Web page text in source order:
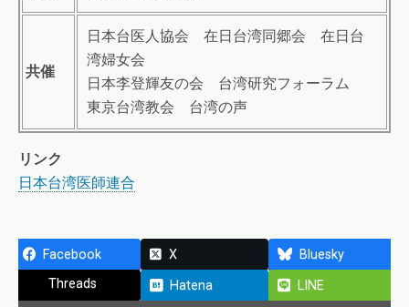
共催
日本台医人協会 在日台湾同郷会 在日台
湾婦女会
日本李登輝友の会 台湾研究フォーラム
東京台湾教会 台湾の声
リンク
日本台湾医師連合
Facebook X
Bluesky
Threads
Hatena LINE